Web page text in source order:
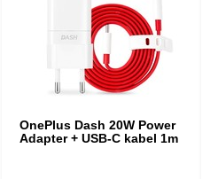
OnePlus Dash 20W Power
Adapter + USB-C kabel 1m